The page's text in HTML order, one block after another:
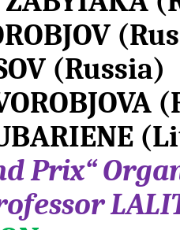
(Russia)
Prix“